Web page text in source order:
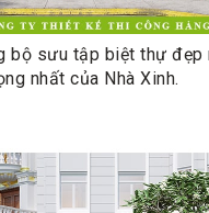
bộ sưu tập biệt thự đẹp
nhất của Nhà Xinh.